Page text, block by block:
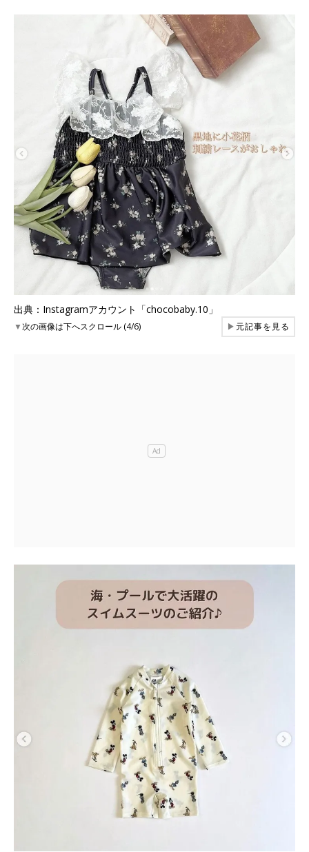
出典：Instagramアカウント「chocobaby.10」
▼次の画像は下へスクロール (4/6) ▶元記事を見る